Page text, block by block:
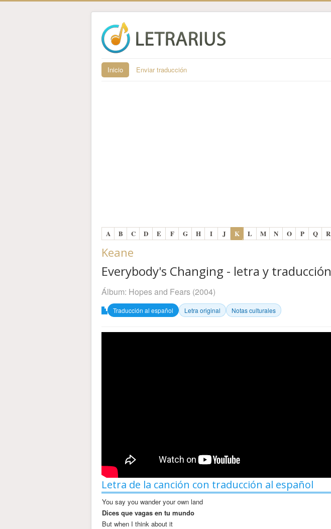
Inicio Enviar traducción
A B C D E F G H I J K L M N O P Q R
Keane
Everybody's Changing - letra y traducción
Álbum: Hopes and Fears (2004)
Traducción al español Letra original Notas culturales
Letra de la canción con traducción al español
You say you wander your own land
Dices que vagas en tu mundo
But when I think about it